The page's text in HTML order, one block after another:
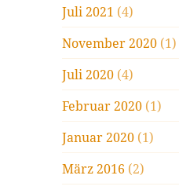
Juli 2021 (4)
November 2020 (1)
Juli 2020 (4)
Februar 2020 (1)
Januar 2020 (1)
März 2016 (2)